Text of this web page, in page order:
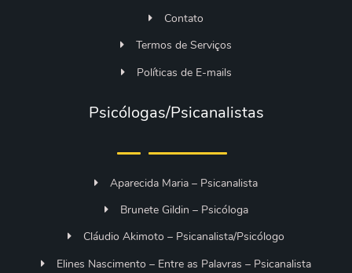
Contato
Termos de Serviços
Políticas de E-mails
Psicólogas/Psicanalistas
Aparecida Maria – Psicanalista
Brunete Gildin – Psicóloga
Cláudio Akimoto – Psicanalista/Psicólogo
Elines Nascimento – Entre as Palavras – Psicanalista